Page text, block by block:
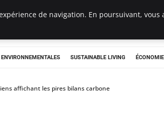
SUSTAINABLE LIVING
affichant les pires bilans carbone
de navigation. En poursuivant,